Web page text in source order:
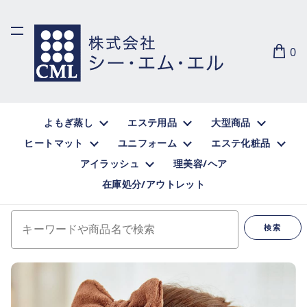
0
よもぎ蒸し エステ用品
大型商品
ヒートマット
ユニフォーム
エステ化粧品
アイラッシュ
理美容/ヘア
在庫処分/アウトレット
検索